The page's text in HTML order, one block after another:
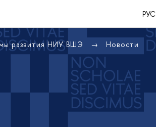
РУС
развития НИУ ВШЭ Новости